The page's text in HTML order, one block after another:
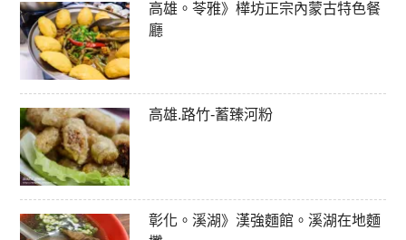
高雄。苓雅》樺坊正宗內蒙古特色餐
廳
高雄.路竹-蓄臻河粉
彰化。溪湖》漢強麵館。溪湖在地麵